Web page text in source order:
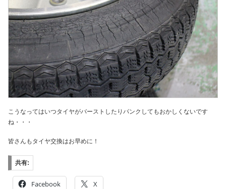
こうなってはいつタイヤがバーストしたりパンクしてもおかしくないです
ね・・・
皆さんもタイヤ交換はお早めに！
共有:
Facebook X